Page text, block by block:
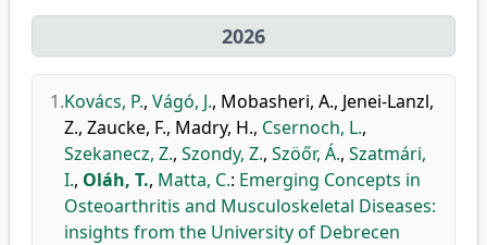
2026
1.Kovács, P., Vágó, J., Mobasheri, A., Jenei-Lanzl,
Z., Zaucke, F., Madry, H., Csernoch, L.,
Szekanecz, Z., Szondy, Z., Szöőr, Á., Szatmári,
I., Oláh, T., Matta, C.: Emerging Concepts in
Osteoarthritis and Musculoskeletal Diseases:
insights from the University of Debrecen